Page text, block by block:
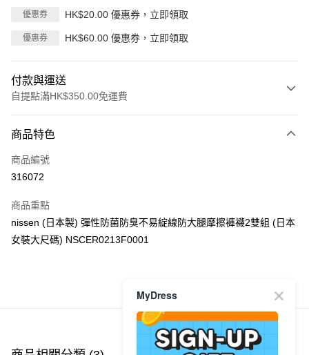
優惠券 HK$20.00 優惠券，立即領取
優惠券 HK$60.00 優惠券，立即領取
付款與運送
自提點滿HK$350.00免運費
信用卡
Apple Pay
PayMe
WeChat Pay
每筆HK$40.00，滿HK$350.00或以上免運費
商品特色
商品編號
316072
商品重點
nissen (日本製) 彈性防菌防臭不易綻線防大腿摩擦褲襪2雙組 (日本
女裝大尺碼) NSCER0213F0001
商品推薦
MyDress